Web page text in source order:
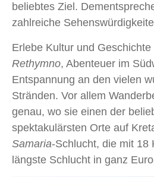
beliebtes Ziel.
zahlreiche
Erlebe Kultur und Geschichte
Rethymno, Abenteuer im
Entspannung an den vielen
Stränden. Vor allem
genau, wo sie einen der
spektakulärsten Orte auf
Samaria-Schlucht, die mit 18
längste Schlucht in ganz